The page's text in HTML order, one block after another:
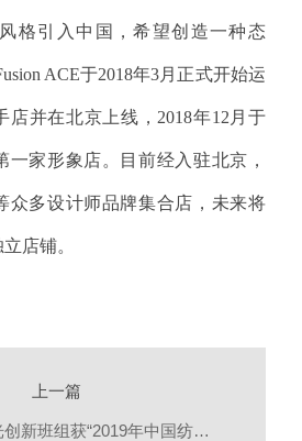
格引入中国，希望创造一种态
ACE于2018年3月正式开始运
店并在北京上线，2018年12月于
一家形象店。目前经入驻北京，
众多设计师品牌集合店，未来将
店铺。
上一篇
雪莲集团苗晓光创新班组获“2019年中国纺织行业创新型班组”